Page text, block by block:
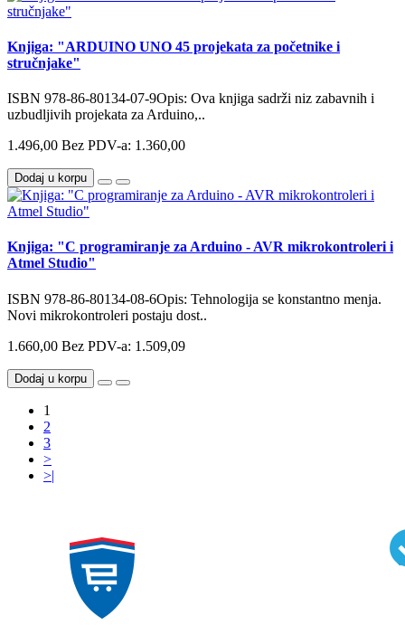
Knjiga: "ARDUINO UNO 45 projekata za početnike i
stručnjake"
ISBN 978-86-80134-07-9Opis: Ova knjiga sadrži niz zabavnih i
uzbudljivih projekata za Arduino,..
1.496,00 Bez PDV-a: 1.360,00
Dodaj u korpu
Knjiga: "C programiranje za Arduino - AVR mikrokontroleri i
Atmel Studio"
ISBN 978-86-80134-08-6Opis: Tehnologija se konstantno menja.
Novi mikrokontroleri postaju dost..
1.660,00 Bez PDV-a: 1.509,09
Dodaj u korpu
1
2
3
>
>|